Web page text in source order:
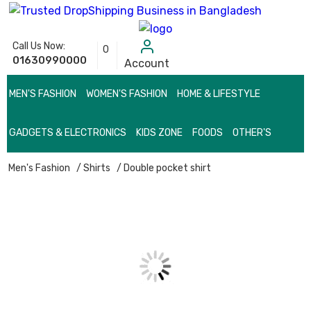
Call Us Now:
01630990000
0
Account
MEN'S FASHION WOMEN'S FASHION HOME & LIFESTYLE
GADGETS & ELECTRONICS KIDS ZONE FOODS OTHER'S
Men's Fashion / Shirts / Double pocket shirt